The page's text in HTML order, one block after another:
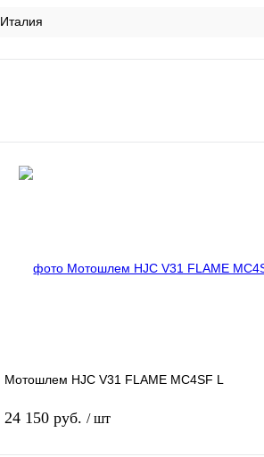
Италия
Мотошлем HJC V31 FLAME MC4SF L
24 150 руб. / шт